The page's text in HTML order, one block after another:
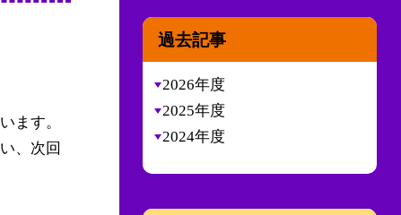
ます。
、次回
過去記事
2026年度
2025年度
2024年度